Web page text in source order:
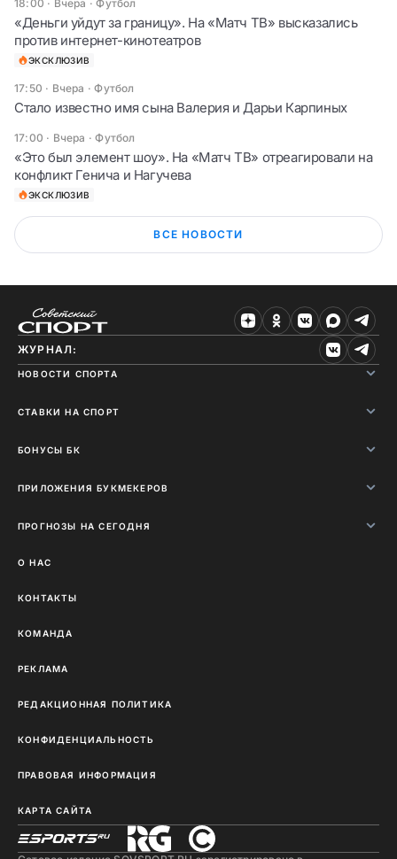
18:00 · Вчера ·Футбол
«Деньги уйдут за границу». На «Матч ТВ» высказались
против интернет-кинотеатров
ЭКСКЛЮЗИВ
17:50 · Вчера ·Футбол
Стало известно имя сына Валерия и Дарьи Карпиных
17:00 · Вчера ·Футбол
«Это был элемент шоу». На «Матч ТВ» отреагировали на
конфликт Генича и Нагучева
ЭКСКЛЮЗИВ
ВСЕ НОВОСТИ
ЖУРНАЛ:
НОВОСТИ СПОРТА
СТАВКИ НА СПОРТ
БОНУСЫ БК
ПРИЛОЖЕНИЯ БУКМЕКЕРОВ
ПРОГНОЗЫ НА СЕГОДНЯ
О НАС
КОНТАКТЫ
КОМАНДА
РЕКЛАМА
РЕДАКЦИОННАЯ ПОЛИТИКА
КОНФИДЕНЦИАЛЬНОСТЬ
ПРАВОВАЯ ИНФОРМАЦИЯ
КАРТА САЙТА